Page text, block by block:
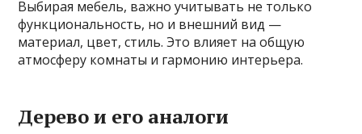
Выбирая мебель, важно учитывать не только
функциональность, но и внешний вид —
материал, цвет, стиль. Это влияет на общую
атмосферу комнаты и гармонию интерьера.
Дерево и его аналоги